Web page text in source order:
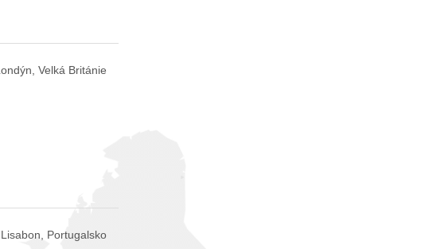
Velká Británie
Lisabon, Portugalsko